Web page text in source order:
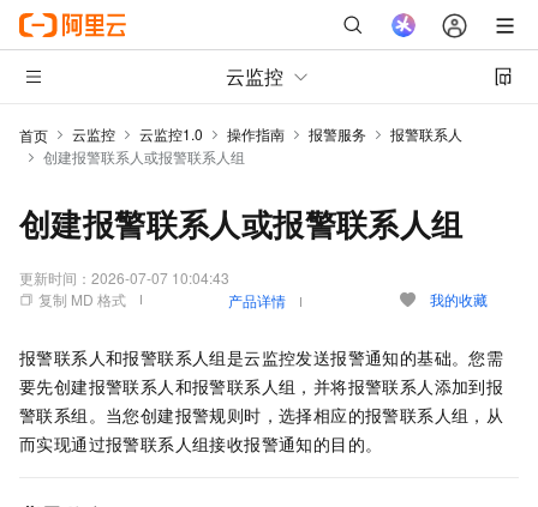
云监控
首页 云监控 云监控1.0 操作指南 报警服务
报警联系人
创建报警联系人或报警联系人组
创建报警联系人或报警联系人组
更新时间： 2026-07-07 10:04:43
复制 MD 格式
产品详情 我的收藏
报警联系人和报警联系人组是云监控发送报警通知的基础。您需
要先创建报警联系人和报警联系人组，并将报警联系人添加到报
警联系组。当您创建报警规则时，选择相应的报警联系人组，从
而实现通过报警联系人组接收报警通知的目的。